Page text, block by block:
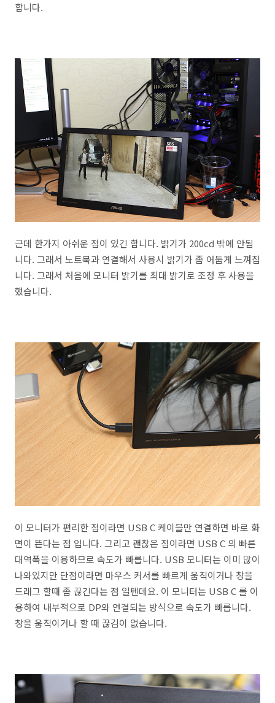
합니다.
근데 한가지 아쉬운 점이 있긴 합니다. 밝기가 200cd 밖에 안됩
니다. 그래서 노트북과 연결해서 사용시 밝기가 좀 어둡게 느껴집
니다. 그래서 처음에 모니터 밝기를 최대 밝기로 조정 후 사용을
했습니다.
이 모니터가 편리한 점이라면 USB C 케이블만 연결하면 바로 화
면이 뜬다는 점 입니다. 그리고 괜찮은 점이라면 USB C 의 빠른
대역폭을 이용하므로 속도가 빠릅니다. USB 모니터는 이미 많이
나와있지만 단점이라면 마우스 커서를 빠르게 움직이거나 창을
드래그 할때 좀 끊긴다는 점 일텐데요. 이 모니터는 USB C 를 이
용하여 내부적으로 DP와 연결되는 방식으로 속도가 빠릅니다.
창을 움직이거나 할 때 끊김이 없습니다.